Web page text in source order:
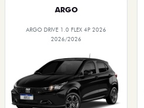
ARGO
ARGO DRIVE 1.0 FLEX 4P 2026
2026/2026